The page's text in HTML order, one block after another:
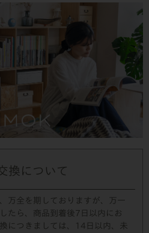
換について
万全を期しておりますが、万一
たら、商品到着後7日以内にお
につきましては、14日以内、未